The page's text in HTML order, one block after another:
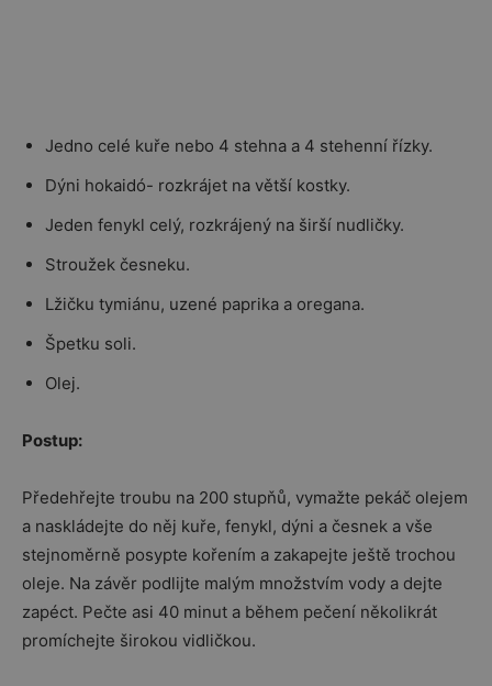
Jedno celé kuře nebo 4 stehna a 4 stehenní řízky.
Dýni hokaidó- rozkrájet na větší kostky.
Jeden fenykl celý, rozkrájený na širší nudličky.
Stroužek česneku.
Lžičku tymiánu, uzené paprika a oregana.
Špetku soli.
Olej.
Postup:
Předehřejte troubu na 200 stupňů, vymažte pekáč olejem
a naskládejte do něj kuře, fenykl, dýni a česnek a vše
stejnoměrně posypte kořením a zakapejte ještě trochou
oleje. Na závěr podlijte malým množstvím vody a dejte
zapéct. Pečte asi 40 minut a během pečení několikrát
promíchejte širokou vidličkou.